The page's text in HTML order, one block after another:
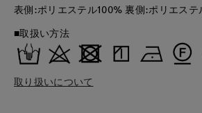
表側:ポリエステル100% 裏側:ポリエステ
■取扱い方法
取り扱いについて